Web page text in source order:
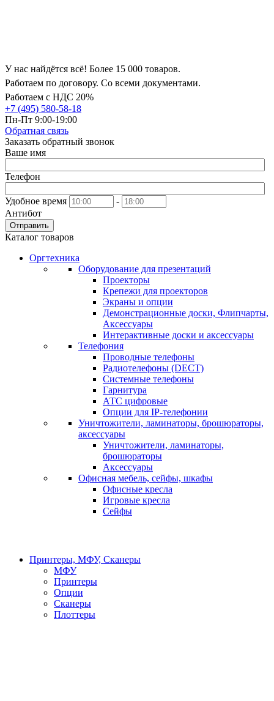
У нас найдётся всё! Более 15 000 товаров.
Работаем по договору. Со всеми документами.
Работаем с НДС 20%
+7 (495) 580-58-18
Пн-Пт 9:00-19:00
Обратная связь
Заказать обратный звонок
Ваше имя
Телефон
Удобное время
-
Антибот
Отправить
Каталог товаров
Оргтехника
Оборудование для презентаций
Проекторы
Крепежи для проекторов
Экраны и опции
Демонстрационные доски, Флипчарты,
Аксессуары
Интерактивные доски и аксессуары
Телефония
Проводные телефоны
Радиотелефоны (DECT)
Системные телефоны
Гарнитура
АТС цифровые
Опции для IP-телефонии
Уничтожители, ламинаторы, брошюраторы,
аксессуары
Уничтожители, ламинаторы,
брошюраторы
Аксессуары
Офисная мебель, сейфы, шкафы
Офисные кресла
Игровые кресла
Сейфы
Принтеры, МФУ, Сканеры
МФУ
Принтеры
Опции
Сканеры
Плоттеры